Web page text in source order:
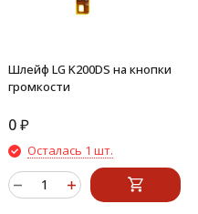
Шлейф LG K200DS на кнопки
громкости
0₽
Осталась 1 шт.